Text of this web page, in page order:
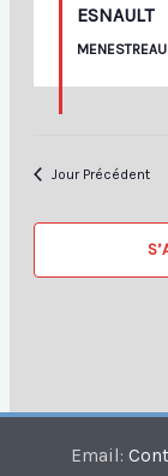
ESNAULT
Jour Précédent
Email: